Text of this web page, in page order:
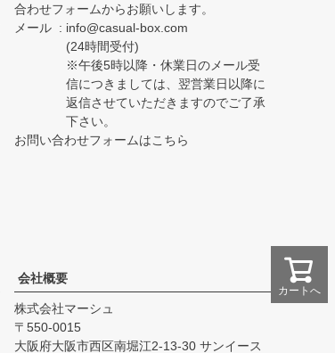
カートへ
合わせフォームからお願いします。
メール
info@casual-box.com
(24時間受付)
※午後5時以降・休業日のメール受
信につきましては、翌営業日以降に
返信させていただきますのでご了承
下さい。
お問い合わせフォームはこちら
会社概要
株式会社マーシュ
550-0015
大阪府大阪市西区南堀江2-13-30 サンイース